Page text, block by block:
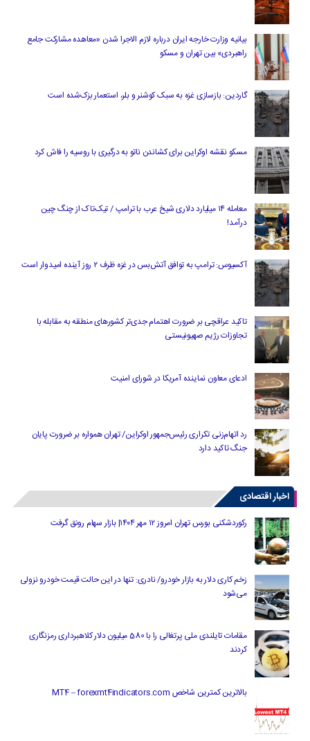
بیانیه وزارت خارجه ایران درباره لازم‌ الاجرا شدن «معاهده مشارکت جامع
راهبردی» بین تهران و مسکو
گاردین: بازسازی غزه به سبک کوشنر و بلر، استعمار بزک‌شده است
مسکو نقشه اوکراین برای کشاندن ناتو به درگیری با روسیه را فاش کرد
معامله ۱۴ میلیارد دلاری شیخ عرب با ترامپ / تیک‌تاک از چنگ چین
درآمد!
آکسیوس: ترامپ به توافق آتش‌بس در غزه ظرف ۲ روز آینده امیدوار است
تاکید عراقچی بر ضرورت اهتمام جدی‌تر کشورهای منطقه به مقابله با
تجاوزات رژیم صهیونیستی
ادعای معاون نماینده آمریکا در شورای امنیت
رد اتهام‌زنی تکراری رئیس‌جمهور اوکراین/ تهران همواره بر ضرورت پایان
جنگ تاکید دارد
اخبار اقتصادی
رکوردشکنی بورس تهران امروز ۱۲ مهر ۱۴۰۴| بازار سهام رونق گرفت
زخم کاری دلار به بازار خودرو/ نادری: تنها در این حالت قیمت خودرو نزولی
می‌شود
مقامات تایلندی ملی پرتغالی را با 580 میلیون دلار کلاهبرداری رمزنگاری
کردند
بالاترین کمترین شاخص MT4 – forexmt4indicators.com